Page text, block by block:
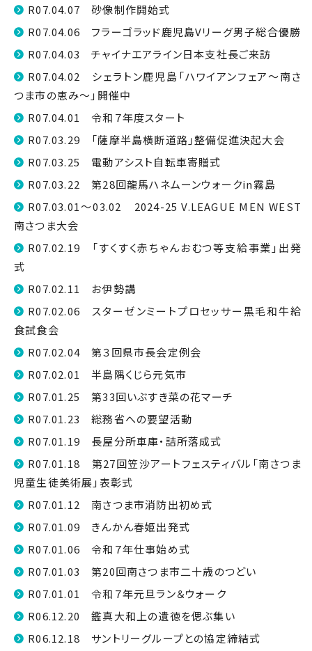
R07.04.07 砂像制作開始式
R07.04.06 フラーゴラッド鹿児島Vリーグ男子総合優勝
R07.04.03 チャイナエアライン日本支社長ご来訪
R07.04.02 シェラトン鹿児島「ハワイアンフェア〜南さ
つま市の恵み〜」開催中
R07.04.01 令和７年度スタート
R07.03.29 「薩摩半島横断道路」整備促進決起大会
R07.03.25 電動アシスト自転車寄贈式
R07.03.22 第28回龍馬ハネムーンウォークin霧島
R07.03.01～03.02 2024-25 V.LEAGUE MEN WEST
南さつま大会
R07.02.19 「すくすく赤ちゃんおむつ等支給事業」出発
式
R07.02.11 お伊勢講
R07.02.06 スターゼンミートプロセッサー黒毛和牛給
食試食会
R07.02.04 第３回県市長会定例会
R07.02.01 半島隅くじら元気市
R07.01.25 第33回いぶすき菜の花マーチ
R07.01.23 総務省への要望活動
R07.01.19 長屋分所車庫・詰所落成式
R07.01.18 第27回笠沙アートフェスティバル「南さつま
児童生徒美術展」表彰式
R07.01.12 南さつま市消防出初め式
R07.01.09 きんかん春姫出発式
R07.01.06 令和７年仕事始め式
R07.01.03 第20回南さつま市二十歳のつどい
R07.01.01 令和７年元旦ラン＆ウォーク
R06.12.20 鑑真大和上の遺徳を偲ぶ集い
R06.12.18 サントリーグループとの協定締結式